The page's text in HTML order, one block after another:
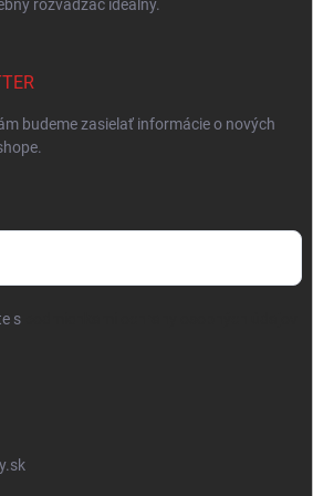
rozvádzač ideálny.
budeme zasielať informácie o nových
s